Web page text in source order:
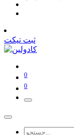
ثبت تیکت
0
0